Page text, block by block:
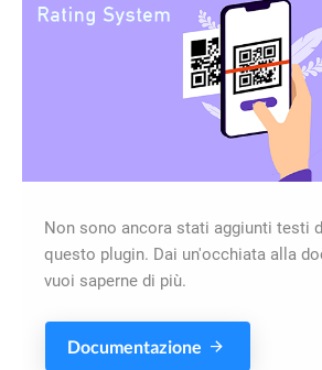
Non sono ancora stati aggiunti testi
questo plugin. Dai un'occhiata alla
vuoi saperne di più.
Documentazione